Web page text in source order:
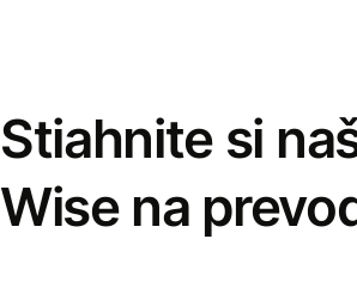
Stiahnite si
Wise na